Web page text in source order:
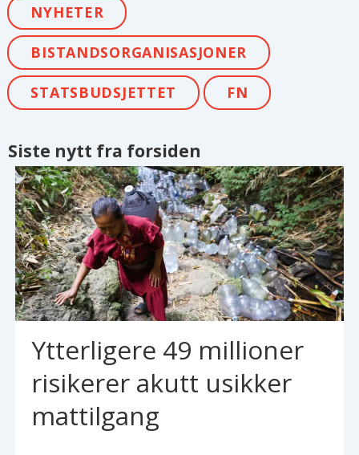
NYHETER
BISTANDSORGANISASJONER
STATSBUDSJETTET FN
Siste nytt fra forsiden
Ytterligere 49 millioner
risikerer akutt usikker
mattilgang